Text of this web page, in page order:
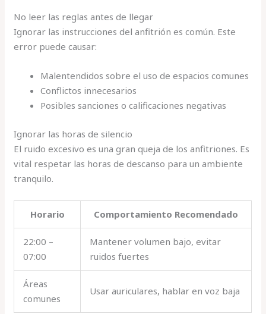
No leer las reglas antes de llegar
Ignorar las instrucciones del anfitrión es común. Este
error puede causar:
Malentendidos sobre el uso de espacios comunes
Conflictos innecesarios
Posibles sanciones o calificaciones negativas
Ignorar las horas de silencio
El ruido excesivo es una gran queja de los anfitriones. Es
vital respetar las horas de descanso para un ambiente
tranquilo.
Horario Comportamiento Recomendado
22:00 –
07:00
Mantener volumen bajo, evitar
ruidos fuertes
Áreas
comunes
Usar auriculares, hablar en voz baja